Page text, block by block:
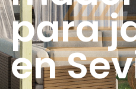
para
en